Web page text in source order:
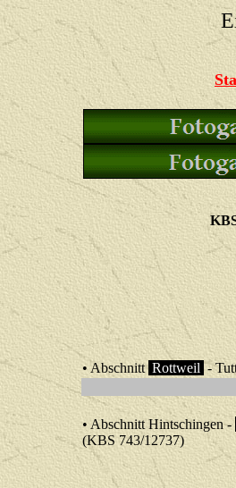
• Abschnitt Rottweil -
• Abschnitt Hintschingen -
(KBS 743/12737)